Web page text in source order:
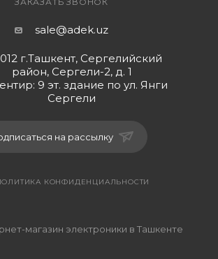
sale@adek.uz
г.Ташкент, Сергелийский
район, Сергели-2, д. 1
9 эт. здание по ул. Янги
Сергели
на рассылку
КОНФИДЕНЦИАЛЬНОСТИ
магазин электроники в Ташкенте